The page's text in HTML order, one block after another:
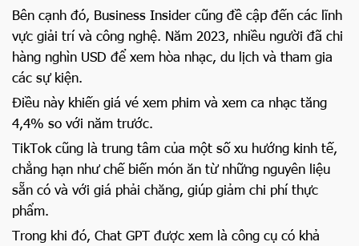
Bên cạnh đó, Business Insider cũng đề cập đến các lĩnh
vực giải trí và công nghệ. Năm 2023, nhiều người đã chi
hàng nghìn USD để xem hòa nhạc, du lịch và tham gia
các sự kiện.
Điều này khiến giá vé xem phim và xem ca nhạc tăng
4,4% so với năm trước.
TikTok cũng là trung tâm của một số xu hướng kinh tế,
chẳng hạn như chế biến món ăn từ những nguyên liệu
sẵn có và với giá phải chăng, giúp giảm chi phí thực
phẩm.
Trong khi đó, Chat GPT được xem là công cụ có khả